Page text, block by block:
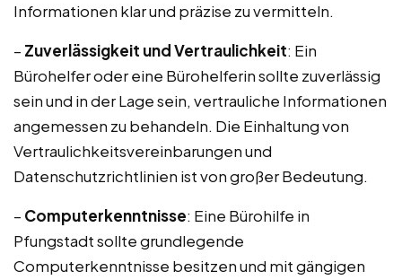
Informationen klar und präzise zu vermitteln.
– Zuverlässigkeit und Vertraulichkeit: Ein
Bürohelfer oder eine Bürohelferin sollte zuverlässig
sein und in der Lage sein, vertrauliche Informationen
angemessen zu behandeln. Die Einhaltung von
Vertraulichkeitsvereinbarungen und
Datenschutzrichtlinien ist von großer Bedeutung.
– Computerkenntnisse: Eine Bürohilfe in
Pfungstadt sollte grundlegende
Computerkenntnisse besitzen und mit gängigen